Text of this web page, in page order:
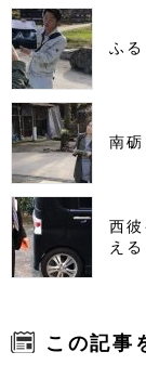
ふ
南
西
える
この記事